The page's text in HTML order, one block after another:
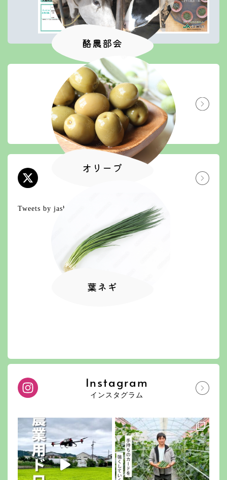
酪農部会
オリーブ
葉ネギ
採用情報
農の豊かさを次世代に
X
Tweets by jashizuokashi
Instagram
インスタグラム